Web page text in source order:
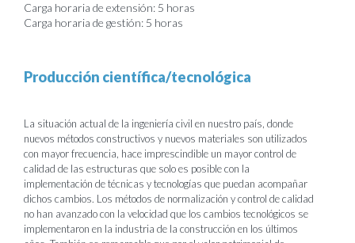
Carga horaria de extensión: 5 horas
Carga horaria de gestión: 5 horas
Producción científica/tecnológica
La situación actual de la ingeniería civil en nuestro país, donde
nuevos métodos constructivos y nuevos materiales son utilizados
con mayor frecuencia, hace imprescindible un mayor control de
calidad de las estructuras que solo es posible con la
implementación de técnicas y tecnologías que puedan acompañar
dichos cambios. Los métodos de normalización y control de calidad
no han avanzado con la velocidad que los cambios tecnológicos se
implementaron en la industria de la construcción en los últimos